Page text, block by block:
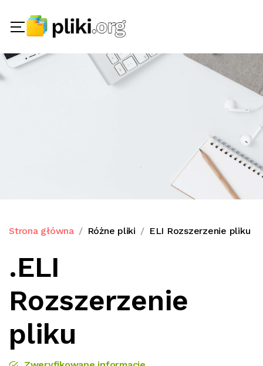
Strona główna Różne pliki ELI Rozszerzenie pliku
.ELI
Rozszerzenie
pliku